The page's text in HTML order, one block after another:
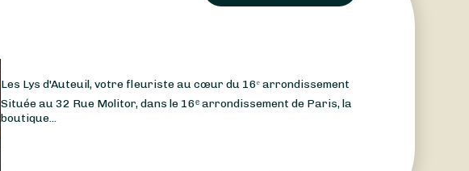
Les Lys d'Auteuil, votre fleuriste au cœur du 16ᵉ arrondissement
Située au 32 Rue Molitor, dans le 16ᵉ arrondissement de Paris, la
boutique...